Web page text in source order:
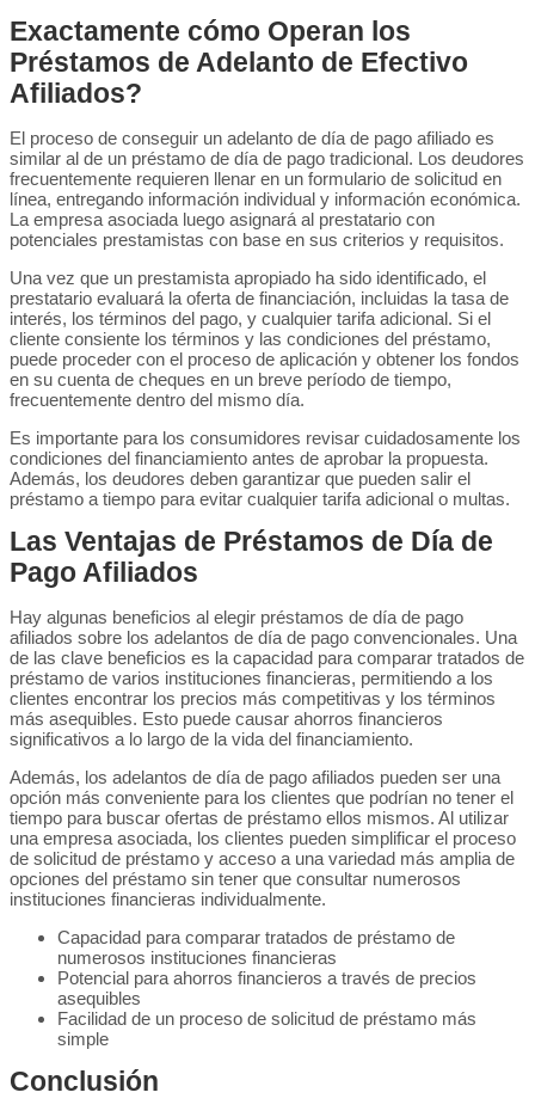
Exactamente cómo Operan los
Préstamos de Adelanto de Efectivo
Afiliados?
El proceso de conseguir un adelanto de día de pago afiliado es
similar al de un préstamo de día de pago tradicional. Los deudores
frecuentemente requieren llenar en un formulario de solicitud en
línea, entregando información individual y información económica.
La empresa asociada luego asignará al prestatario con
potenciales prestamistas con base en sus criterios y requisitos.
Una vez que un prestamista apropiado ha sido identificado, el
prestatario evaluará la oferta de financiación, incluidas la tasa de
interés, los términos del pago, y cualquier tarifa adicional. Si el
cliente consiente los términos y las condiciones del préstamo,
puede proceder con el proceso de aplicación y obtener los fondos
en su cuenta de cheques en un breve período de tiempo,
frecuentemente dentro del mismo día.
Es importante para los consumidores revisar cuidadosamente los
condiciones del financiamiento antes de aprobar la propuesta.
Además, los deudores deben garantizar que pueden salir el
préstamo a tiempo para evitar cualquier tarifa adicional o multas.
Las Ventajas de Préstamos de Día de
Pago Afiliados
Hay algunas beneficios al elegir préstamos de día de pago
afiliados sobre los adelantos de día de pago convencionales. Una
de las clave beneficios es la capacidad para comparar tratados de
préstamo de varios instituciones financieras, permitiendo a los
clientes encontrar los precios más competitivas y los términos
más asequibles. Esto puede causar ahorros financieros
significativos a lo largo de la vida del financiamiento.
Además, los adelantos de día de pago afiliados pueden ser una
opción más conveniente para los clientes que podrían no tener el
tiempo para buscar ofertas de préstamo ellos mismos. Al utilizar
una empresa asociada, los clientes pueden simplificar el proceso
de solicitud de préstamo y acceso a una variedad más amplia de
opciones del préstamo sin tener que consultar numerosos
instituciones financieras individualmente.
Capacidad para comparar tratados de préstamo de
numerosos instituciones financieras
Potencial para ahorros financieros a través de precios
asequibles
Facilidad de un proceso de solicitud de préstamo más
simple
Conclusión